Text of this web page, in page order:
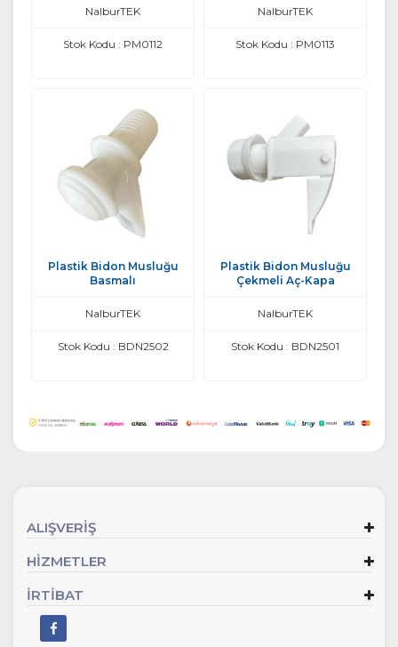
NalburTEK
Stok Kodu : PM0112
NalburTEK
Stok Kodu : PM0113
Plastik Bidon Musluğu
Basmalı
NalburTEK
Stok Kodu : BDN2502
Plastik Bidon Musluğu
Çekmeli Aç-Kapa
NalburTEK
Stok Kodu : BDN2501
ALIŞVERİŞ
HİZMETLER
İRTİBAT